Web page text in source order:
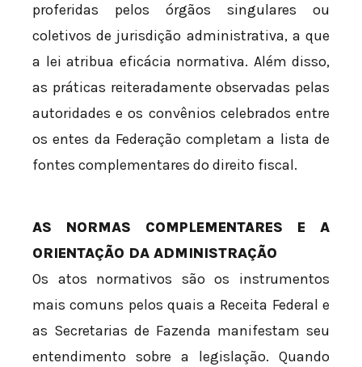
proferidas pelos órgãos singulares ou
coletivos de jurisdição administrativa, a que
a lei atribua eficácia normativa. Além disso,
as práticas reiteradamente observadas pelas
autoridades e os convênios celebrados entre
os entes da Federação completam a lista de
fontes complementares do direito fiscal.
AS NORMAS COMPLEMENTARES E A
ORIENTAÇÃO DA ADMINISTRAÇÃO
Os atos normativos são os instrumentos
mais comuns pelos quais a Receita Federal e
as Secretarias de Fazenda manifestam seu
entendimento sobre a legislação. Quando